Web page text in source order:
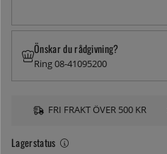
Lagerstatus
Önskar du rådgivning?
Ring 08-41095200
FRI FRAKT ÖVER 500 KR